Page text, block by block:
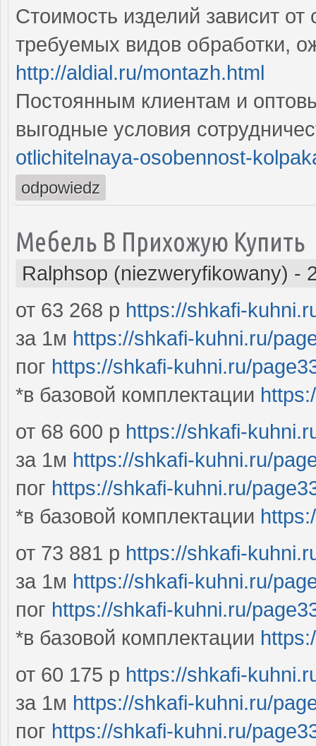
Стоимость изделий зависит
требуемых видов обработки,
http://aldial.ru/montazh.html
Постоянным клиентам и
выгодные условия
otlichitelnaya-osobennost-
odpowiedz
Мебель В Прихожую Купить
Ralphsop (niezweryfikowany) -
от 63 268 р https://shkafi-
за 1м https://shkafi-kuhni.ru/
пог https://shkafi-kuhni.ru/
*в базовой комплектации
от 68 600 р https://shkafi-
за 1м https://shkafi-kuhni.ru/
пог https://shkafi-kuhni.ru/
*в базовой комплектации
от 73 881 р https://shkafi-
за 1м https://shkafi-kuhni.ru/
пог https://shkafi-kuhni.ru/
*в базовой комплектации
от 60 175 р https://shkafi-
за 1м https://shkafi-kuhni.ru/
пог https://shkafi-kuhni.ru/